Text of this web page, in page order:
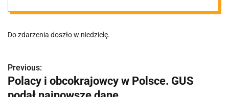
pieszych w
Parku
Sołackim?
Do zdarzenia doszło w niedzielę.
N
a
Previous:
Polacy i obcokrajowcy w Polsce. GUS